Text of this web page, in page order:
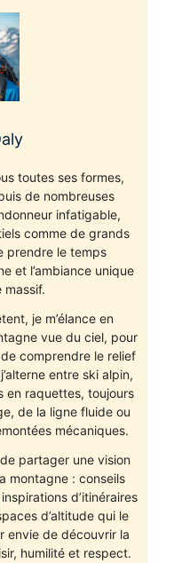
toutes ses formes,
de nombreuses
infatigable,
comme de grands
prendre le temps
et l’ambiance unique
massif.
je m’élance en
vue du ciel, pour
comprendre le relief
entre ski alpin,
en raquettes, toujours
de la ligne fluide ou
mécaniques.
partager une vision
montagne : conseils
d’itinéraires
d’altitude qui le
envie de découvrir la
humilité et respect.